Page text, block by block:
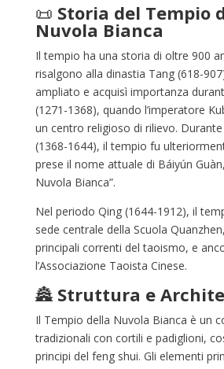
📜 Storia del Tempio
Nuvola Bianca
Il tempio ha una storia di oltre 900
risalgono alla dinastia Tang (618-
ampliato e acquisì importanza
(1271-1368), quando l’imperatore
un centro religioso di rilievo.
(1368-1644), il tempio fu
prese il nome attuale di Báiyún
Nuvola Bianca”.
Nel periodo Qing (1644-1912), il
sede centrale della Scuola
principali correnti del taoismo, e
l’Associazione Taoista Cinese.
🏯 Struttura e
Il Tempio della Nuvola Bianca è un
tradizionali con cortili e padiglioni,
principi del feng shui. Gli elementi